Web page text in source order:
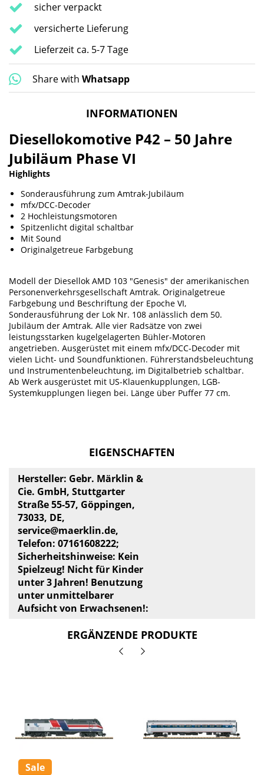
sicher verpackt
versicherte Lieferung
Lieferzeit ca. 5-7 Tage
Share with Whatsapp
INFORMATIONEN
Diesellokomotive P42 – 50 Jahre
Jubiläum Phase VI
Highlights
Sonderausführung zum Amtrak-Jubiläum
mfx/DCC-Decoder
2 Hochleistungsmotoren
Spitzenlicht digital schaltbar
Mit Sound
Originalgetreue Farbgebung
Modell der Diesellok AMD 103 "Genesis" der amerikanischen
Personenverkehrsgesellschaft Amtrak. Originalgetreue
Farbgebung und Beschriftung der Epoche VI,
Sonderausführung der Lok Nr. 108 anlässlich dem 50.
Jubiläum der Amtrak. Alle vier Radsätze von zwei
leistungsstarken kugelgelagerten Bühler-Motoren
angetrieben. Ausgerüstet mit einem mfx/DCC-Decoder mit
vielen Licht- und Soundfunktionen. Führerstandsbeleuchtung
und Instrumentenbeleuchtung, im Digitalbetrieb schaltbar.
Ab Werk ausgerüstet mit US-Klauenkupplungen, LGB-
Systemkupplungen liegen bei. Länge über Puffer 77 cm.
EIGENSCHAFTEN
Hersteller: Gebr. Märklin &
Cie. GmbH, Stuttgarter
Straße 55-57, Göppingen,
73033, DE,
service@maerklin.de,
Telefon: 07161608222;
Sicherheitshinweise: Kein
Spielzeug! Nicht für Kinder
unter 3 Jahren! Benutzung
unter unmittelbarer
Aufsicht von Erwachsenen!:
ERGÄNZENDE PRODUKTE
Sale